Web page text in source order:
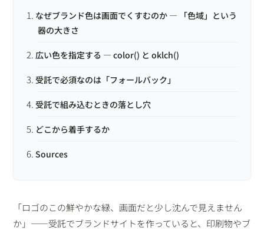
なぜブランド色は画面でくすむのか — 「色域」という
器の大きさ
広い色を指定する — color() と oklch()
受託で必須なのは「フォールバック」
受託で組み込むときの落とし穴
どこから着手するか
Sources
「ロゴのこの鮮やかな緑、画面だと少し沈んで見えません
か」——受託でブランドサイトを作っていると、印刷物やブ